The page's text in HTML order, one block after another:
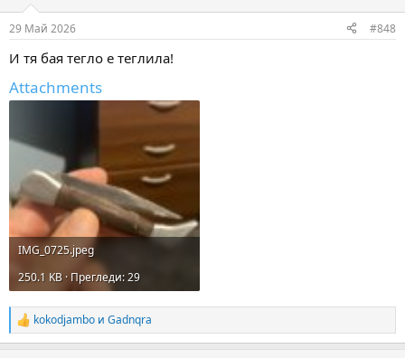
s
29 Май 2026 #848
И тя бая тегло е теглила!
Attachments
IMG_0725.jpeg
250.1 KB · Прегледи: 29
R
e
kokodjambo и Gadnqra